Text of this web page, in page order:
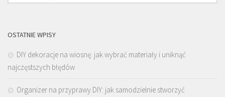
OSTATNIE WPISY
DIY dekoracje na wiosnę: jak wybrać materiały i uniknąć
najczęstszych błędów
Organizer na przyprawy DIY: jak samodzielnie stworzyć